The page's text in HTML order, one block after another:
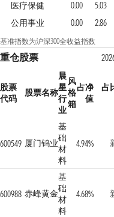
医疗保健
0.00 5.03
公用事业
0.00 2.86
基准指数为沪深300全收益指数
重仓股票
股票
代码
股票名称
晨
星
行
业
风
格
箱
占净
值
占
600549 厦门钨业
基
础
材
料
4.94%
600988 赤峰黄金
基
础
材
料
4.68%